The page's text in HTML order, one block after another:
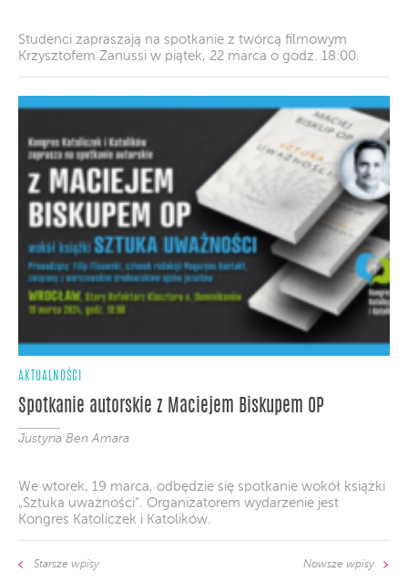
Studenci zapraszają na spotkanie z twórcą filmowym
Krzysztofem Zanussi w piątek, 22 marca o godz. 18:00.
AKTUALNOŚCI
Spotkanie autorskie z Maciejem Biskupem OP
Justyna Ben Amara
We wtorek, 19 marca, odbędzie się spotkanie wokół książki
„Sztuka uważności”. Organizatorem wydarzenie jest
Kongres Katoliczek i Katolików.
Nowsze wpisy
Starsze wpisy